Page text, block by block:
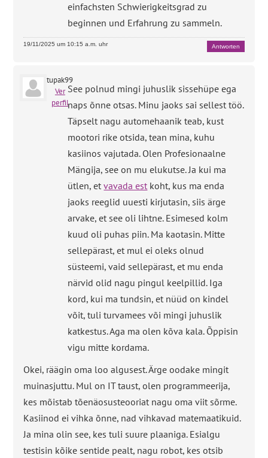
einfachsten Schwierigkeitsgrad zu
beginnen und Erfahrung zu sammeln.
19/11/2025 um 10:15 a.m. uhr Antworten
tupak99
Ver
perfil
See polnud mingi juhuslik sissehüpe ega
naps õnne otsas. Minu jaoks sai sellest töö.
Täpselt nagu automehaanik teab, kust
mootori rike otsida, tean mina, kuhu
kasiinos vajutada. Olen Profesionaalne
Mängija, see on mu elukutse. Ja kui ma
ütlen, etvavada est koht, kus ma enda
jaoks reeglid uuesti kirjutasin, siis ärge
arvake, et see oli lihtne. Esimesed kolm
kuud oli puhas piin. Ma kaotasin. Mitte
sellepärast, et mul ei oleks olnud
süsteemi, vaid sellepärast, et mu enda
närvid olid nagu pingul keelpillid. Iga
kord, kui ma tundsin, et nüüd on kindel
võit, tuli turvamees või mingi juhuslik
katkestus. Aga ma olen kõva kala. Õppisin
vigu mitte kordama.
Okei, räägin oma loo algusest. Ärge oodake mingit
muinasjuttu. Mul on IT taust, olen programmeerija,
kes mõistab tõenäosusteooriat nagu oma viit sõrme.
Kasiinod ei vihka õnne, nad vihkavad matemaatikuid.
Ja mina olin see, kes tuli suure plaaniga. Esialgu
testisin kõike sentide pealt, nagu robot, kes otsib